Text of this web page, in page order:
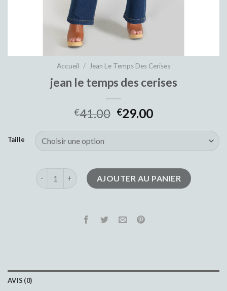
Accueil / Jean Le Temps Des Cerises
jean le temps des cerises
€41.00 €29.00
Taille
quantité de jean le temps des cerises
AJOUTER AU PANIER
AVIS (0)